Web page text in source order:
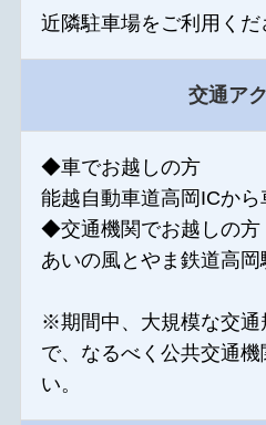
近隣駐車場をご利用くだ
交通ア
◆車でお越しの方
能越自動車道高岡ICから
◆交通機関でお越しの方
あいの風とやま鉄道高岡
※期間中、大規模な交通
で、なるべく公共交通
い。